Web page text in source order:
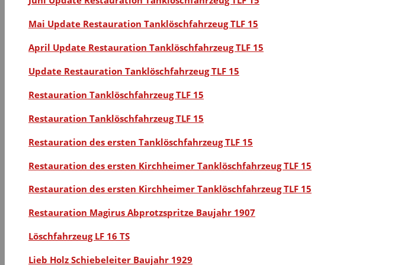
Mai Update Restauration Tanklöschfahrzeug TLF 15
April Update Restauration Tanklöschfahrzeug TLF 15
Update Restauration Tanklöschfahrzeug TLF 15
Restauration Tanklöschfahrzeug TLF 15
Restauration Tanklöschfahrzeug TLF 15
Restauration des ersten Tanklöschfahrzeug TLF 15
Restauration des ersten Kirchheimer Tanklöschfahrzeug TLF 15
Restauration des ersten Kirchheimer Tanklöschfahrzeug TLF 15
Restauration Magirus Abprotzspritze Baujahr 1907
Löschfahrzeug LF 16 TS
Lieb Holz Schiebeleiter Baujahr 1929